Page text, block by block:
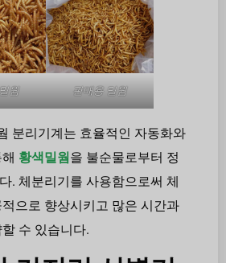
웜 판매용 밀웜
분리기계는 효율적인 자동화와
황색밀웜을 불순물로부터 정
. 체분리기를 사용함으로써 체
으로 향상시키고 많은 시간과
수 있습니다.